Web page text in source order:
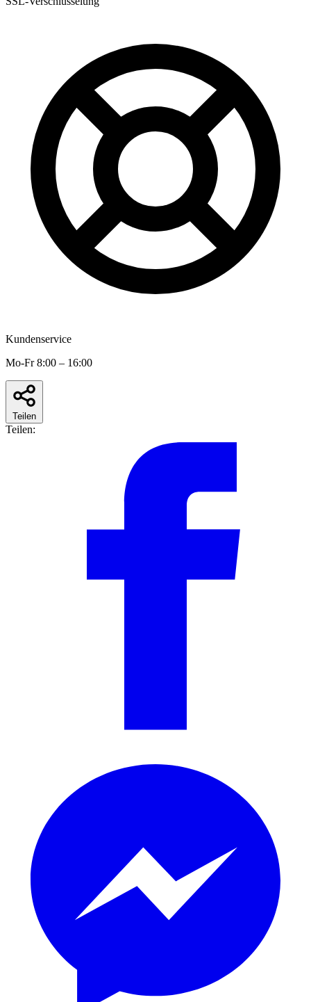
Kundenservice
Mo-Fr 8:00 – 16:00
Teilen
Teilen: